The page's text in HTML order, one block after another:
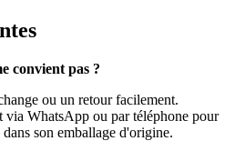
convient pas ?
ou un retour facilement.
via WhatsApp ou par téléphone pour
son emballage d'origine.